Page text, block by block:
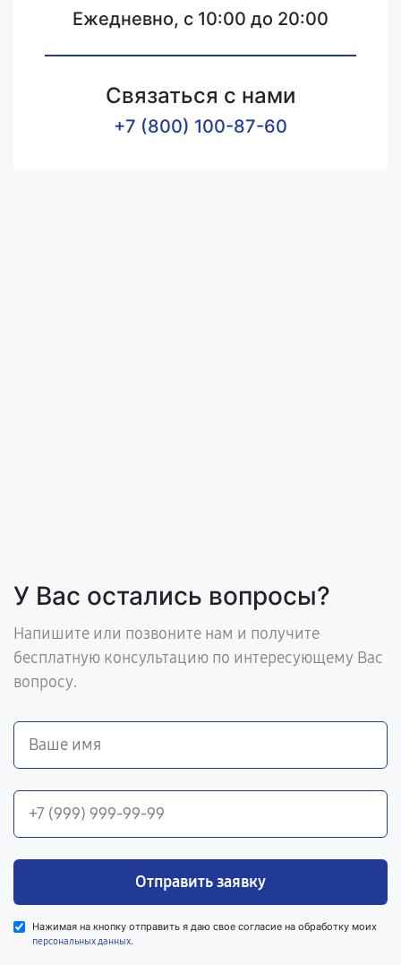
Ежедневно, с 10:00 до 20:00
Связаться с нами
+7 (800) 100-87-60
У Вас остались вопросы?
Напишите или позвоните нам и получите
бесплатную консультацию по интересующему Вас
вопросу.
Отправить заявку
Нажимая на кнопку отправить я даю свое согласие на обработку моих
персональных данных.